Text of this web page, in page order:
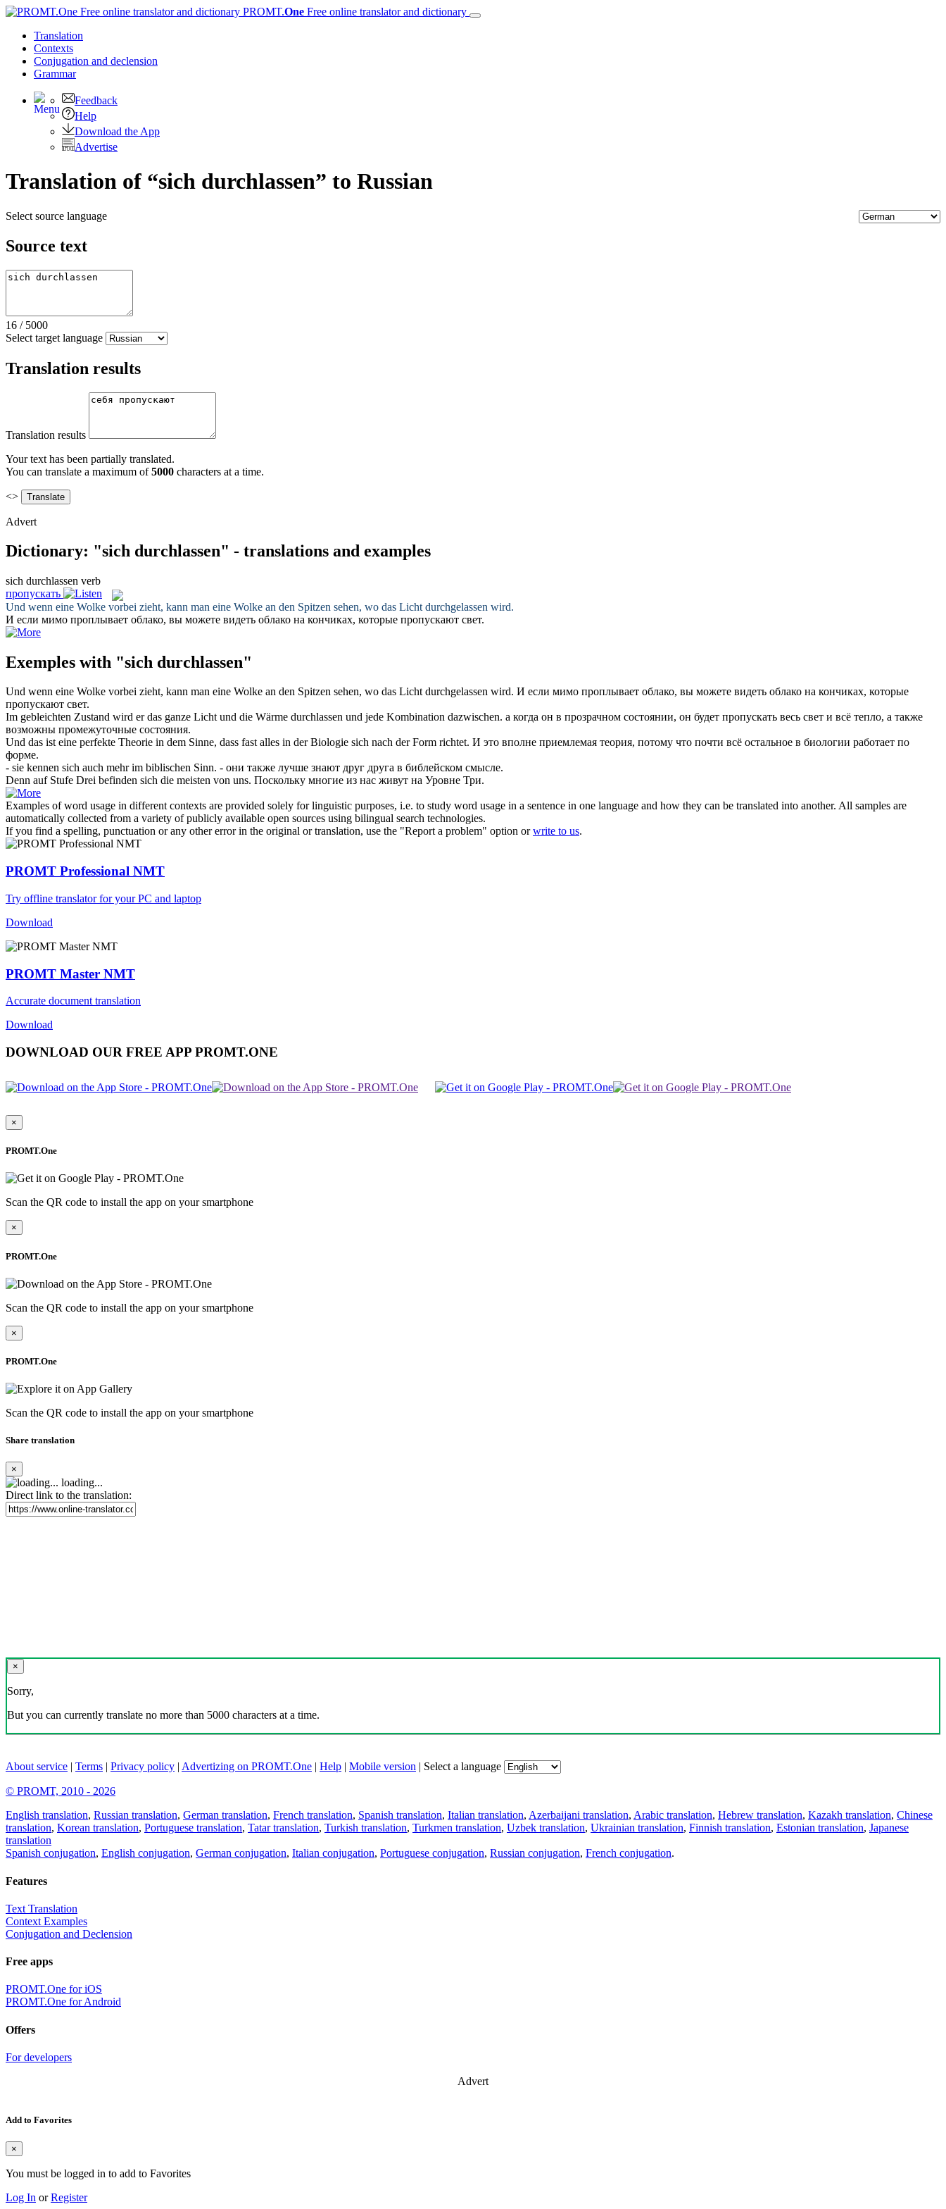
PROMT.One Free online translator and dictionary
Translation
Contexts
Conjugation and declension
Grammar
Feedback
Help
Download the App
Advertise
Translation of “sich durchlassen” to Russian
Select source language
Source text
16 / 5000
Select target language
Translation results
Translation results
Your text has been partially translated.
You can translate a maximum of5000 characters at a time.
<>
Advert
Dictionary: "sich durchlassen" - translations and examples
sich durchlassen verb
пропускать
Und wenn eine Wolke vorbei zieht, kann man eine Wolke an den Spitzen sehen, wo das Licht durchgelassen wird.
И если мимо проплывает облако, вы можете видеть облако на кончиках, которые пропускают свет.
Exemples with "sich durchlassen"
Und wenn eine Wolke vorbei zieht, kann man eine Wolke an den Spitzen sehen, wo das Lichtdurchgelassen wird. И если мимо проплывает облако, вы можете видеть облако на кончиках, которые
пропускают свет.
Im gebleichten Zustand wird er das ganze Licht und die Wärme durchlassen und jede Kombination dazwischen. а когда он в прозрачном состоянии, он будет пропускать весь свет и всё тепло, а также
возможны промежуточные состояния.
Und das ist eine perfekte Theorie in dem Sinne, dass fast alles in der Biologie sich nach der Form richtet. И это вполне приемлемая теория, потому что почти всё остальное в биологии работает по
форме.
- sie kennen sich auch mehr im biblischen Sinn. - они также лучше знают друг друга в библейском смысле.
Denn auf Stufe Drei befinden sich die meisten von uns. Поскольку многие из нас живут на Уровне Три.
Examples of word usage in different contexts are provided solely for linguistic purposes, i.e. to study word usage in a sentence in one language and how they can be translated into another. All samples are
automatically collected from a variety of publicly available open sources using bilingual search technologies.
If you find a spelling, punctuation or any other error in the original or translation, use the "Report a problem" option orwrite to us.
PROMT Professional NMT
Try offline translator for your PC and laptop
Download
PROMT Master NMT
Accurate document translation
Download
DOWNLOAD OUR FREE APP PROMT.ONE
×
PROMT.One
Scan the QR code to install the app on your smartphone
×
PROMT.One
Scan the QR code to install the app on your smartphone
×
PROMT.One
Scan the QR code to install the app on your smartphone
Share translation
×
loading...
Direct link to the translation:
×
Sorry,
But you can currently translate no more than 5000 characters at a time.
About service | Terms | Privacy policy | Advertizing on PROMT.One | Help | Mobile version | Select a language
© PROMT, 2010 - 2026
English translation, Russian translation, German translation, French translation, Spanish translation, Italian translation, Azerbaijani translation, Arabic translation, Hebrew translation, Kazakh translation, Chinese
translation, Korean translation, Portuguese translation, Tatar translation, Turkish translation, Turkmen translation, Uzbek translation, Ukrainian translation, Finnish translation, Estonian translation, Japanese
translation
Spanish conjugation, English conjugation, German conjugation, Italian conjugation, Portuguese conjugation, Russian conjugation, French conjugation.
Features
Text Translation
Context Examples
Conjugation and Declension
Free apps
PROMT.One for iOS
PROMT.One for Android
Offers
For developers
Advert
Add to Favorites
×
You must be logged in to add to Favorites
Log In orRegister